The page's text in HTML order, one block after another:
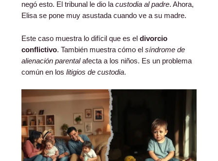
negó esto. El tribunal le dio lacustodia al padre. Ahora,
Elisa se pone muy asustada cuando ve a su madre.
Este caso muestra lo difícil que es el divorcio
conflictivo. También muestra cómo el síndrome de
alienación parentalafecta a los niños. Es un problema
común en los litigios de custodia.